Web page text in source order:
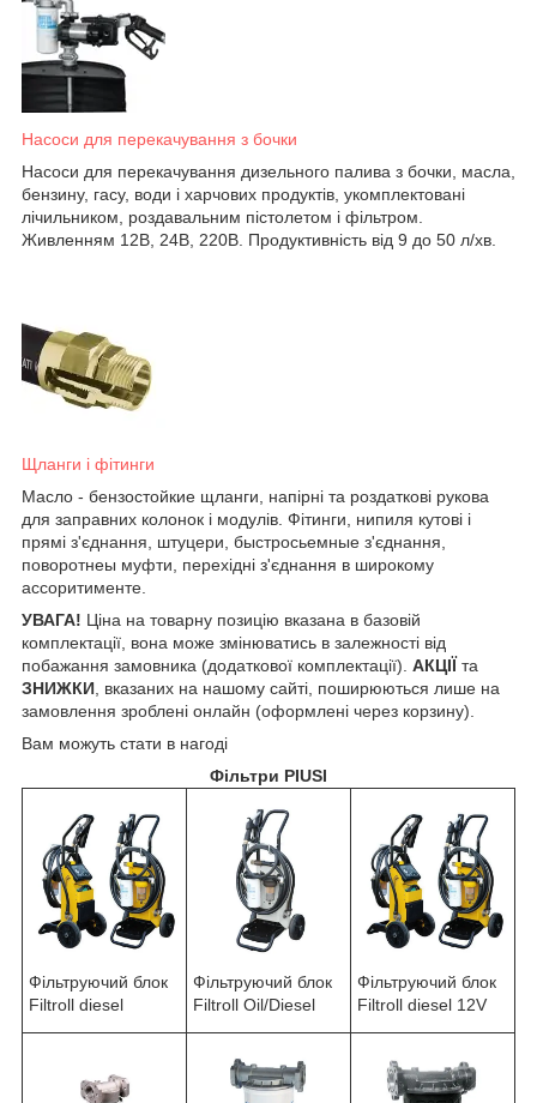
Насоси для перекачування з бочки
Насоси для перекачування дизельного палива з бочки, масла,
бензину, гасу, води і харчових продуктів, укомплектовані
лічильником, роздавальним пістолетом і фільтром.
Живленням 12В, 24В, 220В. Продуктивність від 9 до 50 л/хв.
Щланги і фітинги
Масло - бензостойкие щланги, напірні та роздаткові рукова
для заправних колонок і модулів. Фітинги, нипиля кутові і
прямі з'єднання, штуцери, быстросьемные з'єднання,
поворотнеы муфти, перехідні з'єднання в широкому
ассоритименте.
УВАГА! Ціна на товарну позицію вказана в базовій
комплектації, вона може змінюватись в залежності від
побажання замовника (додаткової комплектації). АКЦІЇ та
ЗНИЖКИ , вказаних на нашому сайті, поширюються лише на
замовлення зроблені онлайн (оформлені через корзину).
Вам можуть стати в нагоді
Фільтри PIUSI
Фільтруючий блок
Filtroll diesel
Фільтруючий блок
Filtroll Oil/Diesel
Фільтруючий блок
Filtroll diesel 12V